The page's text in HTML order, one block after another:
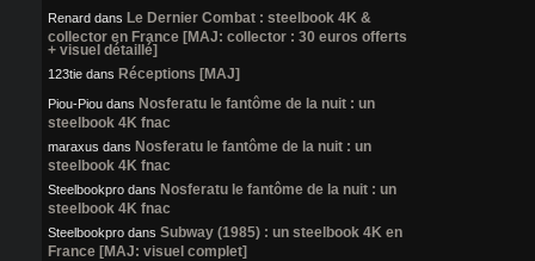
Renard dans Le Dernier Combat : steelbook 4K &
collector en France [MAJ: collector : 30 euros offerts
+ visuel détaillé]
123tie dans Réceptions [MAJ]
Piou-Piou dans Nosferatu le fantôme de la nuit : un
steelbook 4K fnac
maraxus dans Nosferatu le fantôme de la nuit : un
steelbook 4K fnac
Steelbookpro dans Nosferatu le fantôme de la nuit : un
steelbook 4K fnac
Steelbookpro dans Subway (1985) : un steelbook 4K en
France [MAJ: visuel complet]